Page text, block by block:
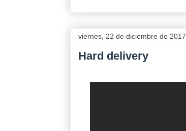
viernes, 22 de diciembre de 2017
Hard delivery